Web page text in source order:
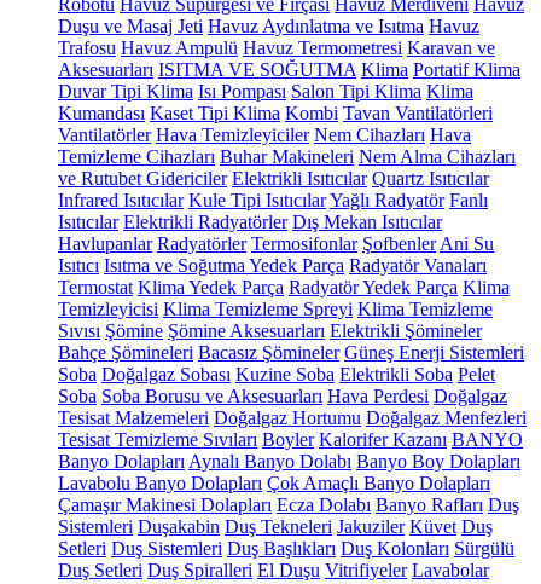
Robotu Havuz Süpürgesi ve Fırçası Havuz Merdiveni Havuz
Duşu ve Masaj Jeti Havuz Aydınlatma ve Isıtma Havuz
Trafosu Havuz Ampulü Havuz Termometresi Karavan ve
Aksesuarları ISITMA VE SOĞUTMA Klima Portatif Klima
Duvar Tipi Klima Isı Pompası Salon Tipi Klima Klima
Kumandası Kaset Tipi Klima Kombi Tavan Vantilatörleri
Vantilatörler Hava Temizleyiciler Nem Cihazları Hava
Temizleme Cihazları Buhar Makineleri Nem Alma Cihazları
ve Rutubet Gidericiler Elektrikli Isıtıcılar Quartz Isıtıcılar
Infrared Isıtıcılar Kule Tipi IsıtıcılarYağlı Radyatör Fanlı
Isıtıcılar Elektrikli Radyatörler Dış Mekan Isıtıcılar
Havlupanlar Radyatörler Termosifonlar Şofbenler Ani Su
Isıtıcı Isıtma ve Soğutma Yedek Parça Radyatör Vanaları
Termostat Klima Yedek Parça Radyatör Yedek Parça Klima
Temizleyicisi Klima Temizleme Spreyi Klima Temizleme
Sıvısı Şömine Şömine Aksesuarları Elektrikli Şömineler
Bahçe Şömineleri Bacasız Şömineler Güneş Enerji Sistemleri
Soba Doğalgaz Sobası Kuzine Soba Elektrikli Soba Pelet
Soba Soba Borusu ve Aksesuarları Hava Perdesi Doğalgaz
Tesisat Malzemeleri Doğalgaz Hortumu Doğalgaz Menfezleri
Tesisat Temizleme Sıvıları Boyler Kalorifer Kazanı BANYO
Banyo Dolapları Aynalı Banyo Dolabı Banyo Boy Dolapları
Lavabolu Banyo Dolapları Çok Amaçlı Banyo Dolapları
Çamaşır Makinesi Dolapları Ecza Dolabı Banyo Rafları Duş
Sistemleri Duşakabin Duş Tekneleri Jakuziler Küvet Duş
Setleri Duş Sistemleri Duş Başlıkları Duş Kolonları Sürgülü
Duş Setleri Duş Spiralleri El Duşu Vitrifiyeler Lavabolar